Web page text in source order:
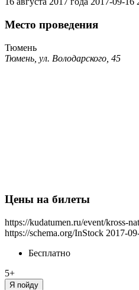
Место проведения
Тюмень
Тюмень, ул. Володарского, 45
Цены на билеты
https://kudatumen.ru/event/kross-
https://schema.org/InStock 2017-
Бесплатно
5+
Я пойду